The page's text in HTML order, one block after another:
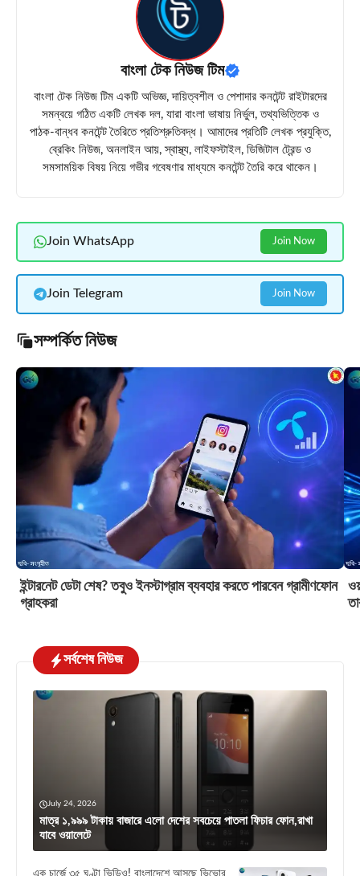
বাংলা টেক নিউজ টিম
বাংলা টেক নিউজ টিম একটি অভিজ্ঞ, দায়িত্বশীল ও পেশাদার কনটেন্ট রাইটারদের
সমন্বয়ে গঠিত একটি লেখক দল, যারা বাংলা ভাষায় নির্ভুল, তথ্যভিত্তিক ও
পাঠক-বান্ধব কনটেন্ট তৈরিতে প্রতিশ্রুতিবদ্ধ। আমাদের প্রতিটি লেখক প্রযুক্তি,
ব্রেকিং নিউজ, অনলাইন আয়, স্বাস্থ্য, লাইফস্টাইল, ডিজিটাল ট্রেন্ড ও
সমসাময়িক বিষয় নিয়ে গভীর গবেষণার মাধ্যমে কনটেন্ট তৈরি করে থাকেন।
Join WhatsApp Join Now
Join Telegram Join Now
সম্পর্কিত নিউজ
ইন্টারনেট ডেটা শেষ? তবুও ইনস্টাগ্রাম ব্যবহার করতে পারবেন গ্রামীণফোন
গ্রাহকরা
সর্বশেষ নিউজ
July 24, 2026
মাত্র ১,৯৯৯ টাকায় বাজারে এলো দেশের সবচেয়ে পাতলা ফিচার ফোন,রাখা
যাবে ওয়ালেটে